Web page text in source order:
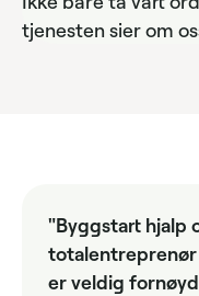
tjenesten sier om
"Byggstart hjalp
totalentreprenør
er veldig